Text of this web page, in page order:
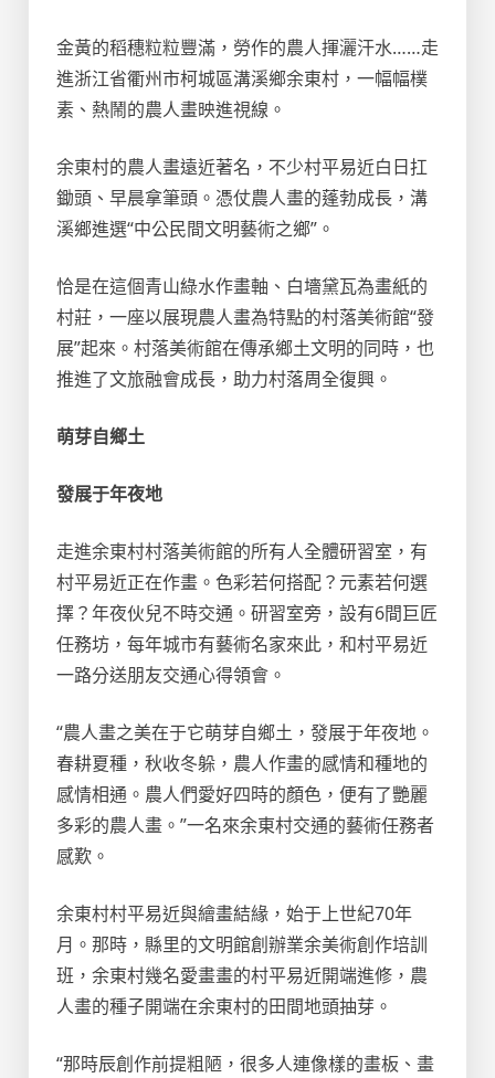
金黃的稻穗粒粒豐滿，勞作的農人揮灑汗水……走
進浙江省衢州市柯城區溝溪鄉余東村，一幅幅樸
素、熱鬧的農人畫映進視線。
余東村的農人畫遠近著名，不少村平易近白日扛
鋤頭、早晨拿筆頭。憑仗農人畫的蓬勃成長，溝
溪鄉進選“中公民間文明藝術之鄉”。
恰是在這個青山綠水作畫軸、白墻黛瓦為畫紙的
村莊，一座以展現農人畫為特點的村落美術館“發
展”起來。村落美術館在傳承鄉土文明的同時，也
推進了文旅融會成長，助力村落周全復興。
萌芽自鄉土
發展于年夜地
走進余東村村落美術館的所有人全體研習室，有
村平易近正在作畫。色彩若何搭配？元素若何選
擇？年夜伙兒不時交通。研習室旁，設有6間巨匠
任務坊，每年城市有藝術名家來此，和村平易近
一路分送朋友交通心得領會。
“農人畫之美在于它萌芽自鄉土，發展于年夜地。
春耕夏種，秋收冬躲，農人作畫的感情和種地的
感情相通。農人們愛好四時的顏色，便有了艷麗
多彩的農人畫。”一名來余東村交通的藝術任務者
感歎。
余東村村平易近與繪畫結緣，始于上世紀70年
月。那時，縣里的文明館創辦業余美術創作培訓
班，余東村幾名愛畫畫的村平易近開端進修，農
人畫的種子開端在余東村的田間地頭抽芽。
“那時辰創作前提粗陋，很多人連像樣的畫板、畫